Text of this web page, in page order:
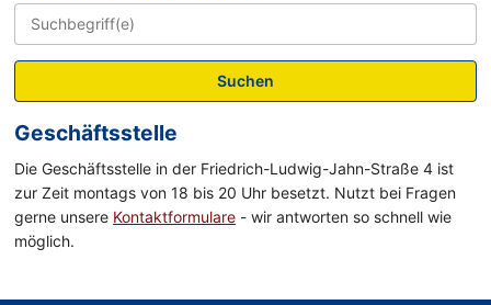
Suchen
Geschäftsstelle
Die Geschäftsstelle in der Friedrich-Ludwig-Jahn-Straße 4 ist
zur Zeit montags von 18 bis 20 Uhr besetzt. Nutzt bei Fragen
gerne unsere Kontaktformulare - wir antworten so schnell wie
möglich.